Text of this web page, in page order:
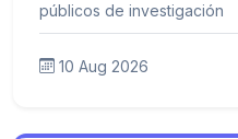
públicos de investigación
10 Aug 2026